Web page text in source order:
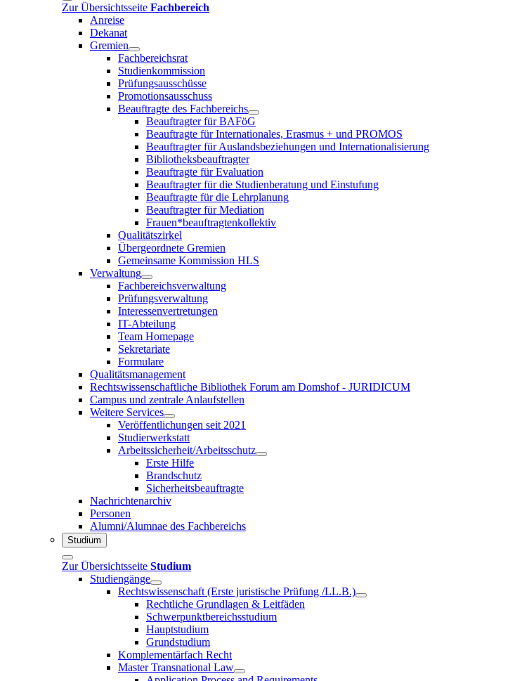
Zur Übersichtsseite Fachbereich
Anreise
Dekanat
Gremien
Fachbereichsrat
Studienkommission
Prüfungsausschüsse
Promotionsausschuss
Beauftragte des Fachbereichs
Beauftragter für BAFöG
Beauftragte für Internationales, Erasmus + und PROMOS
Beauftragter für Auslandsbeziehungen und Internationalisierung
Bibliotheksbeauftragter
Beauftragte für Evaluation
Beauftragter für die Studienberatung und Einstufung
Beauftragte für die Lehrplanung
Beauftragter für Mediation
Frauen*beauftragtenkollektiv
Qualitätszirkel
Übergeordnete Gremien
Gemeinsame Kommission HLS
Verwaltung
Fachbereichsverwaltung
Prüfungsverwaltung
Interessenvertretungen
IT-Abteilung
Team Homepage
Sekretariate
Formulare
Qualitätsmanagement
Rechtswissenschaftliche Bibliothek Forum am Domshof - JURIDICUM
Campus und zentrale Anlaufstellen
Weitere Services
Veröffentlichungen seit 2021
Studierwerkstatt
Arbeitssicherheit/Arbeitsschutz
Erste Hilfe
Brandschutz
Sicherheitsbeauftragte
Nachrichtenarchiv
Personen
Alumni/Alumnae des Fachbereichs
Studium
Zur Übersichtsseite Studium
Studiengänge
Rechtswissenschaft (Erste juristische Prüfung /LL.B.)
Rechtliche Grundlagen & Leitfäden
Schwerpunktbereichsstudium
Hauptstudium
Grundstudium
Komplementärfach Recht
Master Transnational Law